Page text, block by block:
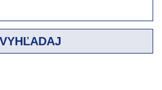
VYHĽADAJ